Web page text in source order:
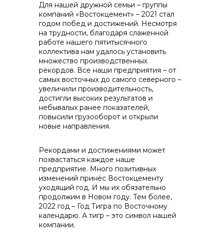
+7 (423) 234 50 50
info@vostokcement.ru
Для нашей дружной семьи – группы
компаний «Востокцемент» – 2021 стал
годом побед и достижений. Несмотря
на трудности, благодаря слаженной
работе нашего пятитысячного
коллектива нам удалось установить
множество производственных
рекордов. Все наши предприятия – от
самых восточных до самого северного –
увеличили производительность,
достигли высоких результатов и
небывалых ранее показателей,
повысили грузооборот и открыли
новые направления.
Рекордами и достижениями может
похвастаться каждое наше
предприятие. Много позитивных
изменений принёс Востокцементу
уходящий год. И мы их обязательно
продолжим в Новом году. Тем более,
2022 год – Год Тигра по Восточному
календарю. А тигр – это символ нашей
компании.